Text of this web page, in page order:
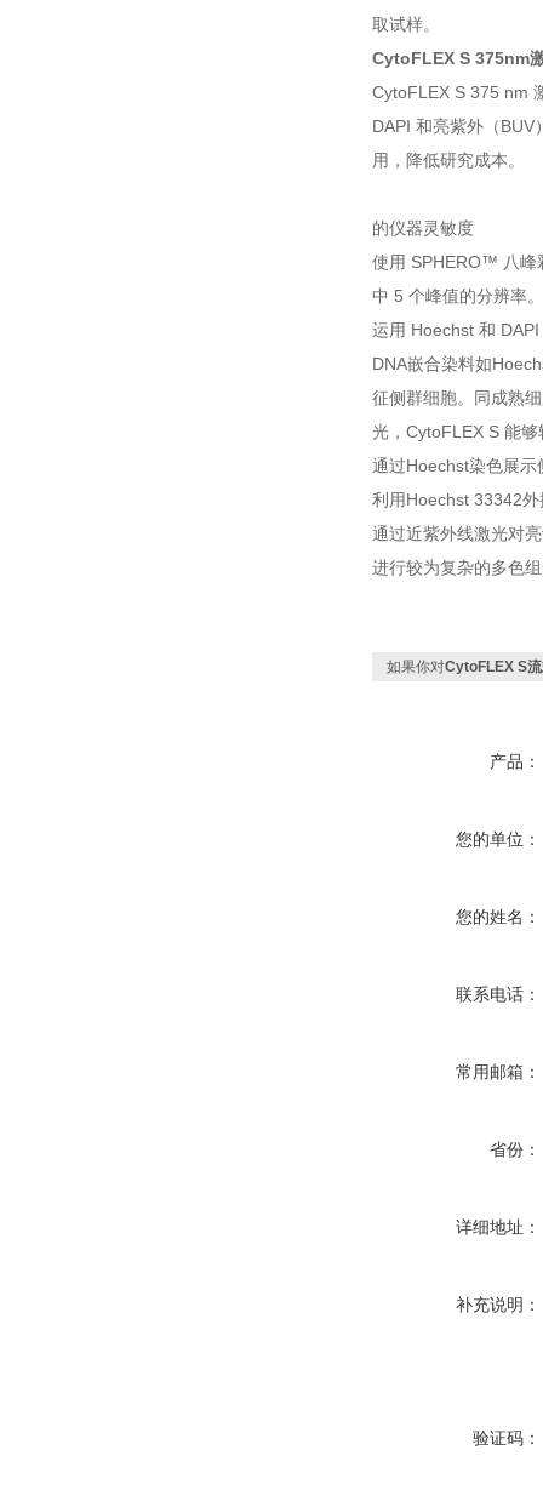
取试样。
CytoFLEX S 375nm
CytoFLEX S 375 nm
DAPI 和亮紫外（
用，降低研究成本。
的仪器灵敏度
使用 SPHERO™ 八峰
中 5 个峰值的分辨率。
运用 Hoechst 和
DNA嵌合染料如
征侧群细胞。同成熟
光，CytoFLEX S 能
通过Hoechst染色展示
利用Hoechst 33342
通过近紫外线激光对
进行较为复杂的多色
如果你对CytoFLEX S
产品：
您的单位：
您的姓名：
联系电话：
常用邮箱：
省份：
详细地址：
补充说明：
验证码：